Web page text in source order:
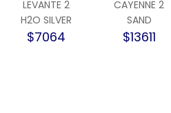
LEVANTE 2
H2O SILVER
$7064
CAYENNE 2
SAND
$13611